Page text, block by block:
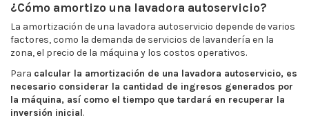
¿Cómo amortizo una lavadora autoservicio?
La amortización de una lavadora autoservicio depende de varios
factores, como la demanda de servicios de lavandería en la
zona, el precio de la máquina y los costos operativos.
Para calcular la amortización de una lavadora autoservicio, es
necesario considerar la cantidad de ingresos generados por
la máquina, así como el tiempo que tardará en recuperar la
inversión inicial.